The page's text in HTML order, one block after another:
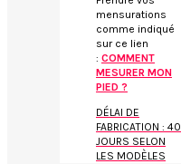
mensurations
comme indiqué
sur ce lien
: COMMENT
MESURER MON
PIED ?
DÉLAI DE
FABRICATION : 40
JOURS SELON
LES MODÈLES